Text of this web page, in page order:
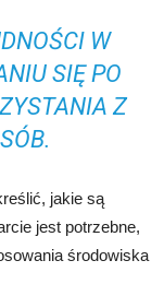
W
SIĘ PO
Z
jakie są
jest potrzebne,
środowiska